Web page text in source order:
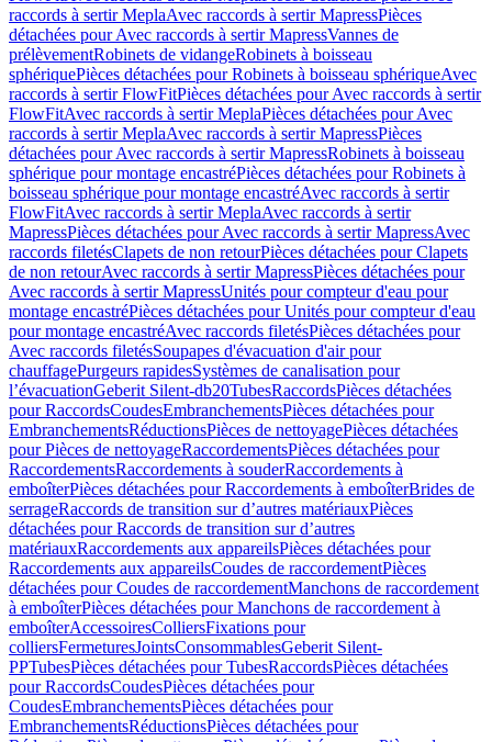
raccords à sertir MeplaAvec raccords à sertir MapressPièces
détachées pour Avec raccords à sertir MapressVannes de
prélèvementRobinets de vidangeRobinets à boisseau
sphériquePièces détachées pour Robinets à boisseau sphériqueAvec
raccords à sertir FlowFitPièces détachées pour Avec raccords à sertir
FlowFitAvec raccords à sertir MeplaPièces détachées pour Avec
raccords à sertir MeplaAvec raccords à sertir MapressPièces
détachées pour Avec raccords à sertir MapressRobinets à boisseau
sphérique pour montage encastréPièces détachées pour Robinets à
boisseau sphérique pour montage encastréAvec raccords à sertir
FlowFitAvec raccords à sertir MeplaAvec raccords à sertir
MapressPièces détachées pour Avec raccords à sertir MapressAvec
raccords filetésClapets de non retourPièces détachées pour Clapets
de non retourAvec raccords à sertir MapressPièces détachées pour
Avec raccords à sertir MapressUnités pour compteur d'eau pour
montage encastréPièces détachées pour Unités pour compteur d'eau
pour montage encastréAvec raccords filetésPièces détachées pour
Avec raccords filetésSoupapes d'évacuation d'air pour
chauffagePurgeurs rapidesSystèmes de canalisation pour
l’évacuationGeberit Silent-db20TubesRaccordsPièces détachées
pour RaccordsCoudesEmbranchementsPièces détachées pour
EmbranchementsRéductionsPièces de nettoyagePièces détachées
pour Pièces de nettoyageRaccordementsPièces détachées pour
RaccordementsRaccordements à souderRaccordements à
emboîterPièces détachées pour Raccordements à emboîterBrides de
serrageRaccords de transition sur d’autres matériauxPièces
détachées pour Raccords de transition sur d’autres
matériauxRaccordements aux appareilsPièces détachées pour
Raccordements aux appareilsCoudes de raccordementPièces
détachées pour Coudes de raccordementManchons de raccordement
à emboîterPièces détachées pour Manchons de raccordement à
emboîterAccessoiresColliersFixations pour
colliersFermeturesJointsConsommablesGeberit Silent-
PPTubesPièces détachées pour TubesRaccordsPièces détachées
pour RaccordsCoudesPièces détachées pour
CoudesEmbranchementsPièces détachées pour
EmbranchementsRéductionsPièces détachées pour